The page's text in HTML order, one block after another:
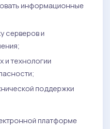
информационные
серверов и
и технологии
поддержки
платформе